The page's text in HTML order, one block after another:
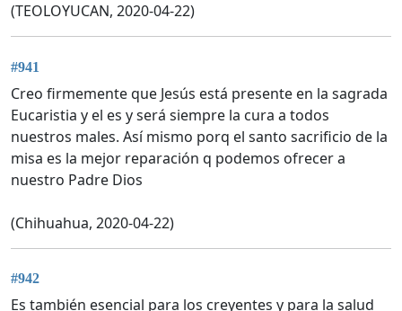
(TEOLOYUCAN, 2020-04-22)
#941
Creo firmemente que Jesús está presente en la sagrada
Eucaristia y el es y será siempre la cura a todos
nuestros males. Así mismo porq el santo sacrificio de la
misa es la mejor reparación q podemos ofrecer a
nuestro Padre Dios
(Chihuahua, 2020-04-22)
#942
Es también esencial para los creyentes y para la salud